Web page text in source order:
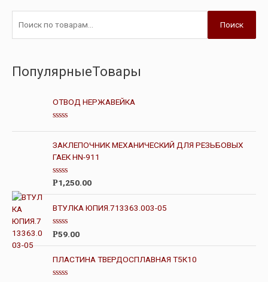
Поиск
ПопулярныеТовары
ОТВОД НЕРЖАВЕЙКА
ц
е
н
к
0
и
5
ЗАКЛЕПОЧНИК МЕХАНИЧЕСКИЙ ДЛЯ РЕЗЬБОВЫХ
ГАЕК HN-911
О
е
н
к
а
и
з
Р1,250.00
ВТУЛКА ЮПИЯ.713363.003-05
О
е
н
к
а
Р59.00
ПЛАСТИНА ТВЕРДОСПЛАВНАЯ Т5К10